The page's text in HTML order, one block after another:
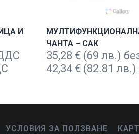
И
ЧАНТА – САК
35,28 € (69 лв.)
42,34 € (82.81
УСЛОВИЯ ЗА ПОЛЗВАНЕ